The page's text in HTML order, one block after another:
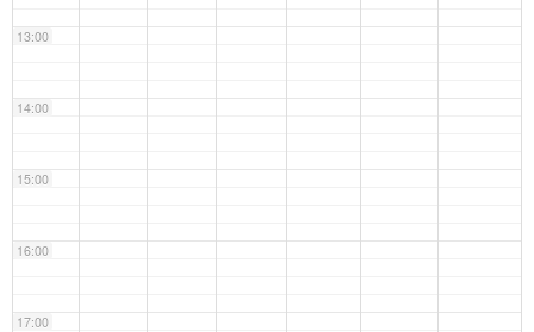
13:00
14:00
15:00
16:00
17:00